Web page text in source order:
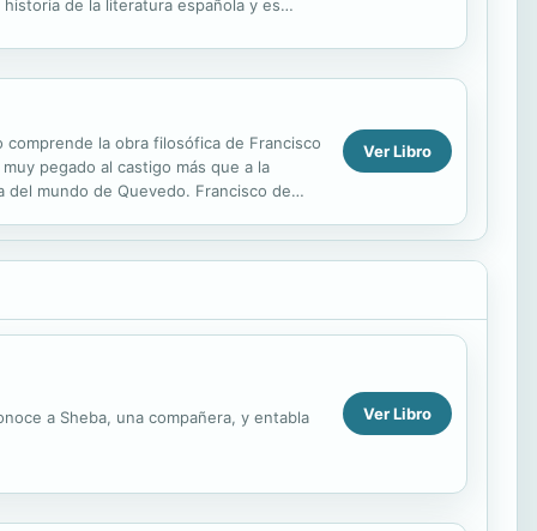
de la literatura española y es
la obra filosófica de Francisco
pegado al castigo más que a la
mundo de Quevedo. Francisco de
Ver Libro
a Sheba, una compañera, y entabla Ver Libro